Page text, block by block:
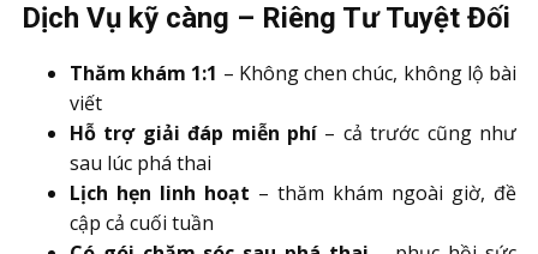
Dịch Vụ kỹ càng – Riêng Tư Tuyệt Đối
Thăm khám 1:1 – Không chen chúc, không lộ bài
viết
Hỗ trợ giải đáp miễn phí – cả trước cũng như
sau lúc phá thai
Lịch hẹn linh hoạt – thăm khám ngoài giờ, đề
cập cả cuối tuần